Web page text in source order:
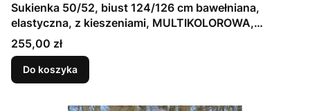
Sukienka 50/52, biust 124/126 cm bawełniana,
elastyczna, z kieszeniami, MULTIKOLOROWA,
FIOLETOWA
Cena
255,00 zł
Do koszyka